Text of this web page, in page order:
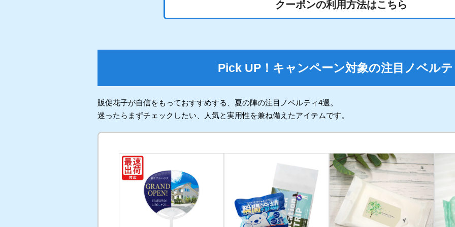
クーポンの利用方法はこちら
01
商品詳細ページより、数量やオプションを選択いただき、
をクリック。
Pick UP！キャンペーン対象の注目ノベル
販促花子が自信をもっておすすめする、夏の陣の注目ノベルティ4選。
迷ったらまずチェックしたい、人気と実用性を兼ね備えたアイテムです。